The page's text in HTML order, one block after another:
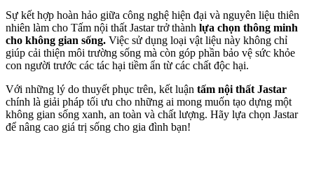
Sự kết hợp hoàn hảo giữa công nghệ hiện đại và nguyên liệu thiên
nhiên làm cho Tấm nội thất Jastar trở thành lựa chọn thông minh
cho không gian sống. Việc sử dụng loại vật liệu này không chỉ
giúp cải thiện môi trường sống mà còn góp phần bảo vệ sức khỏe
con người trước các tác hại tiềm ẩn từ các chất độc hại.
Với những lý do thuyết phục trên, kết luận tấm nội thất Jastar
chính là giải pháp tối ưu cho những ai mong muốn tạo dựng một
không gian sống xanh, an toàn và chất lượng. Hãy lựa chọn Jastar
để nâng cao giá trị sống cho gia đình bạn!